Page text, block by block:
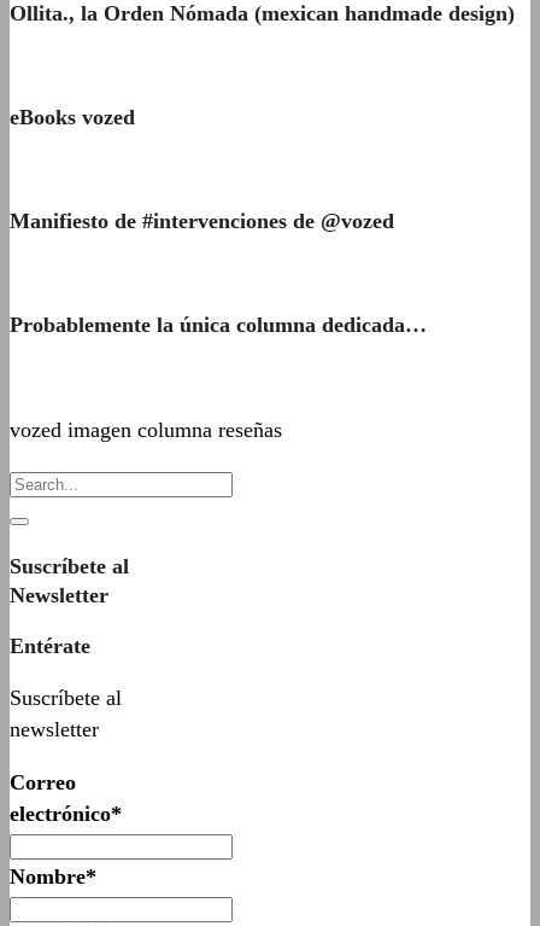
Ollita., la Orden Nómada (mexican handmade design)
eBooks vozed
Manifiesto de #intervenciones de @vozed
Probablemente la única columna dedicada…
vozed imagen columna reseñas
Suscríbete al
Newsletter
Entérate
Suscríbete al
newsletter
Correo
electrónico*
Nombre*